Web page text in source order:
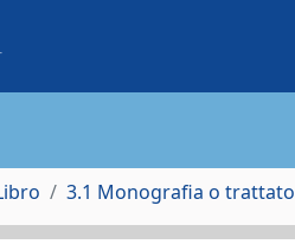
3.1 Monografia o